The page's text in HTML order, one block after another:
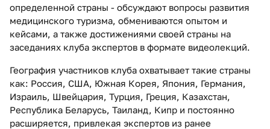
определенной страны - обсуждают вопросы развития
медицинского туризма, обмениваются опытом и
кейсами, а также достижениями своей страны на
заседаниях клуба экспертов в формате видеолекций.
География участников клуба охватывает такие страны
как: Россия, США, Южная Корея, Япония, Германия,
Израиль, Швейцария, Турция, Греция, Казахстан,
Республика Беларусь, Таиланд, Кипр и постоянно
расширяется, привлекая экспертов из ранее